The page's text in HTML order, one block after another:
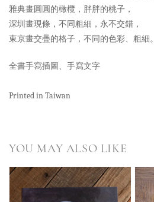
雅典畫圓圓的橄欖，胖胖的桃子，
深圳畫現條，不同粗細，永不交錯，
東京畫交疊的格子，不同的色彩、粗細。
全書手寫插圖、手寫文字
Printed in Taiwan
YOU MAY ALSO LIKE